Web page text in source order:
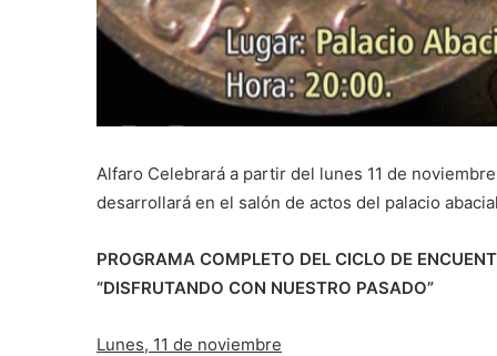
Alfaro Celebrará a partir del lunes 11 de
desarrollará en el salón de actos del palacio
PROGRAMA COMPLETO DEL CICLO DE
“DISFRUTANDO CON NUESTRO PASADO”
Lunes, 11 de noviembre